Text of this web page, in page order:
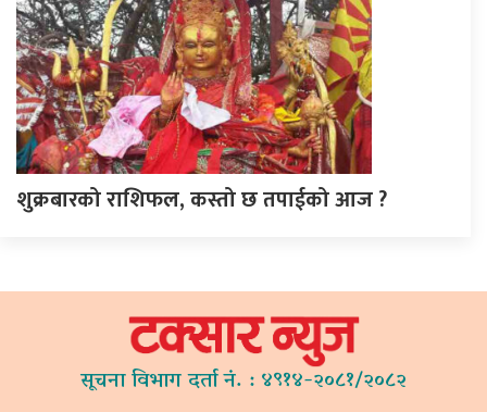
शुक्रबारको राशिफल, कस्तो छ तपाईको आज ?
सूचना विभाग दर्ता नं. : ४९१४-२०८१/२०८२